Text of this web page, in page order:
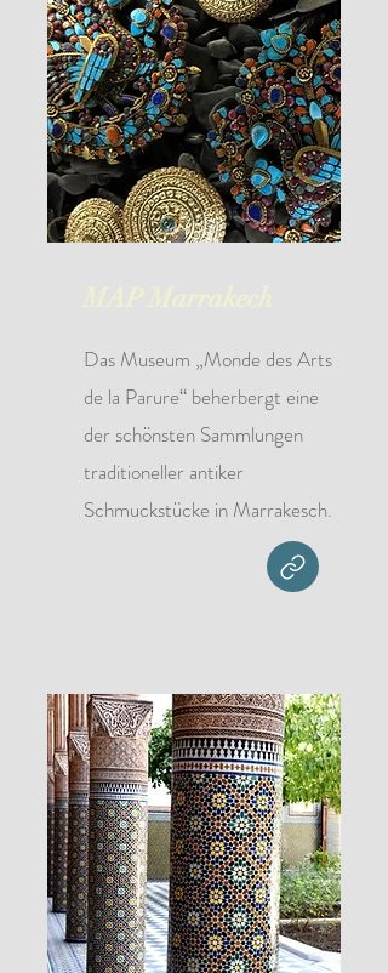
Das Museum „Monde des Arts
de la Parure“ beherbergt eine
der schönsten Sammlungen
traditioneller antiker
Schmuckstücke in Marrakesch.